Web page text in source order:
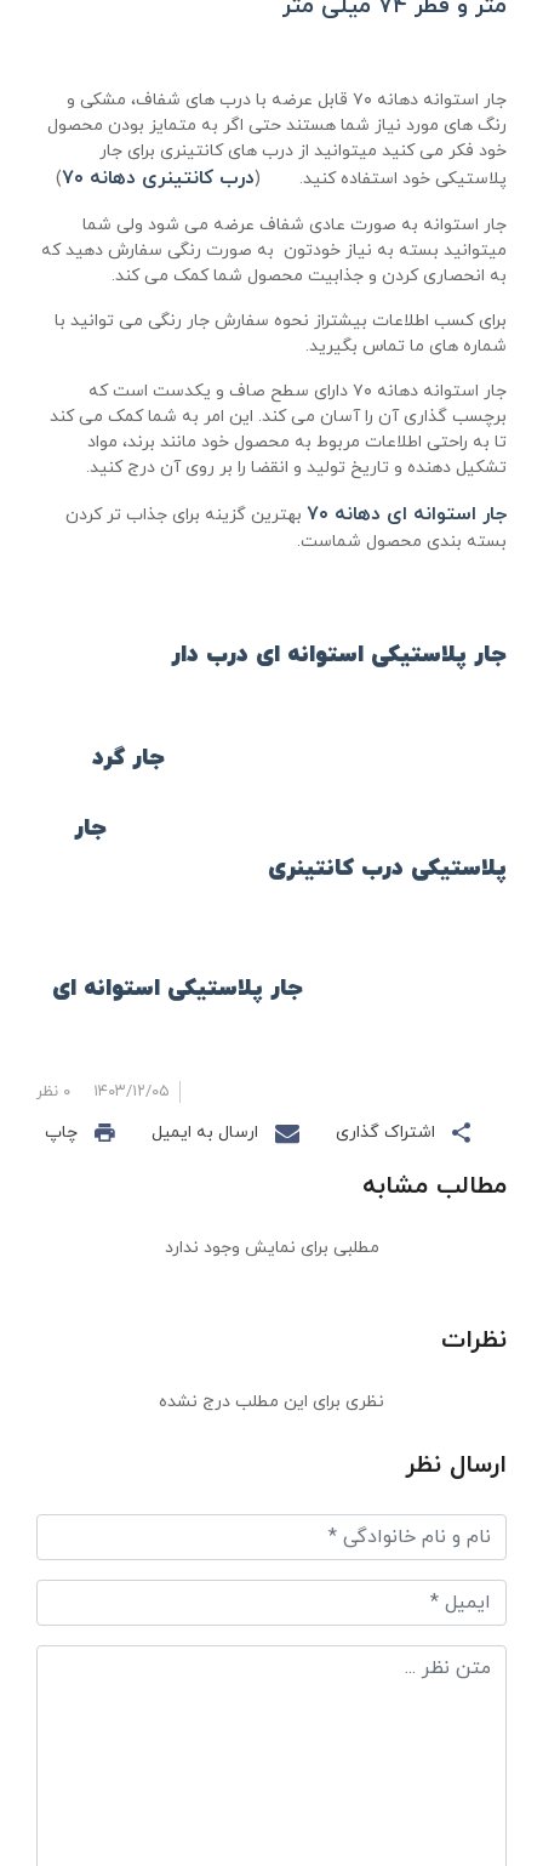
جار استوانه دهانه ۷۰ قابل عرضه با درب های شفاف، مشکی و
رنگ های مورد نیاز شما هستند حتی اگر به متمایز بودن محصول
خود فکر می کنید میتوانید از درب های کانتینری برای جار
پلاستیکی خود استفاده کنید. (درب کانتینری دهانه ۷۰
)
جار استوانه به صورت عادی شفاف عرضه می شود ولی شما
میتوانید بسته به نیاز خودتون به صورت رنگی سفارش دهید که
به انحصاری کردن و جذابیت محصول شما کمک می کند.
برای کسب اطلاعات بیشتراز نحوه سفارش جار رنگی می توانید با
شماره های ما تماس بگیرید.
جار استوانه دهانه ۷۰ دارای سطح صاف و یکدست است که
برچسب گذاری آن را آسان می کند. این امر به شما کمک می کند
تا به راحتی اطلاعات مربوط به محصول خود مانند برند، مواد
تشکیل دهنده و تاریخ تولید و انقضا را بر روی آن درج کنید.
جار استوانه ای دهانه ۷۰
بهترین گزینه برای جذاب تر کردن
بسته بندی محصول شماست.
جار پلاستیکی استوانه ای درب دار
جار گرد
جار
پلاستیکی درب کانتینری
جار پلاستیکی استوانه ای
۱۴۰۳/۱۲/۰۵ ۰ نظر
اشتراک گذاری ارسال به ایمیل چاپ
مطالب مشابه
مطلبی برای نمایش وجود ندارد
نظرات
نظری برای این مطلب درج نشده
ارسال نظر